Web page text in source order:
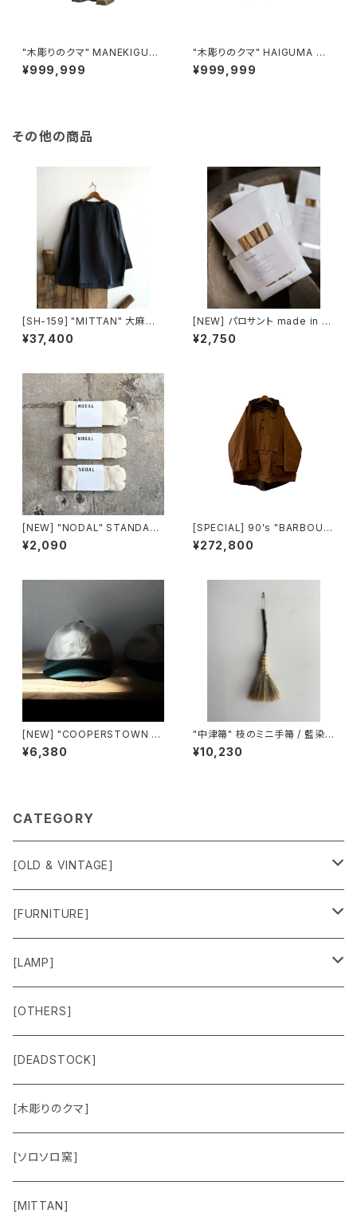
"木彫りのクマ" MANEKIGUM
A made in HOKKAIDO (埋も
れ木)
¥999,999
"木彫りのクマ" HAIGUMA ma
de in HOKKAIDO (オンコ)
¥999,999
その他の商品
[SH-159] "MITTAN" 大麻長
袖プルオーバー 高密度
¥37,400
[NEW] パロサント made in Ec
uador
¥2,750
[NEW] "NODAL" STANDAR
D SOX made in JAPAN
¥2,090
[SPECIAL] 90's "BARBOUR
/ LONGSHOREMAN" SMOC
K made in ENGLAND
¥272,800
[NEW] "COOPERSTOWN B
ALL CAP" 2-tone TWILL C
AP made in USA
¥6,380
"中津箒" 枝のミニ手箒 / 藍染
め糸 (約53㎝)
¥10,230
CATEGORY
[OLD & VINTAGE]
Sweat & Knit
Shirts
Outer
Jacket
Cut＆Sewn
Vest
Pants
[FURNITURE]
Chair
Box
Others
[LAMP]
Lamp
Lamp Parts
[OTHERS]
[DEADSTOCK]
[木彫りのクマ]
[ソロソロ窯]
[MITTAN]